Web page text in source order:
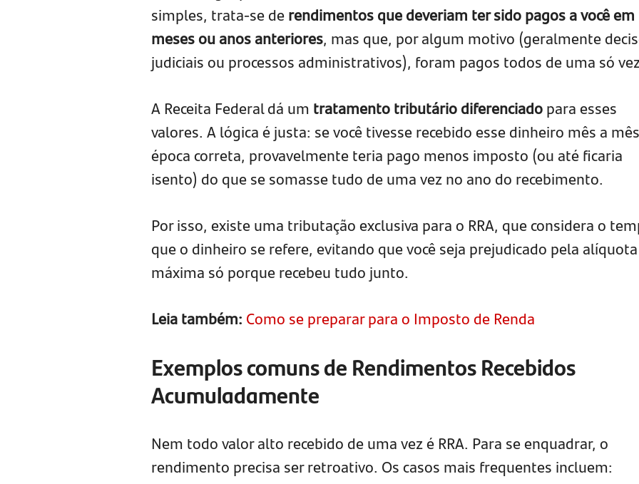
simples, trata-se derendimentos que deveriam ter sido pagos a você em
meses ou anos anteriores, mas que, por algum motivo (geralmente
judiciais ou processos administrativos), foram pagos todos de uma só
A Receita Federal dá um tratamento tributário diferenciadopara esses
valores. A lógica é justa: se você tivesse recebido esse dinheiro mês a
época correta, provavelmente teria pago menos imposto (ou até ficaria
isento) do que se somasse tudo de uma vez no ano do recebimento.
Por isso, existe uma tributação exclusiva para o RRA, que considera o
que o dinheiro se refere, evitando que você seja prejudicado pela alíquota
máxima só porque recebeu tudo junto.
Leia também: Como se preparar para o Imposto de Renda
Exemplos comuns de Rendimentos Recebidos
Acumuladamente
Nem todo valor alto recebido de uma vez é RRA. Para se enquadrar, o
rendimento precisa ser retroativo. Os casos mais frequentes incluem: